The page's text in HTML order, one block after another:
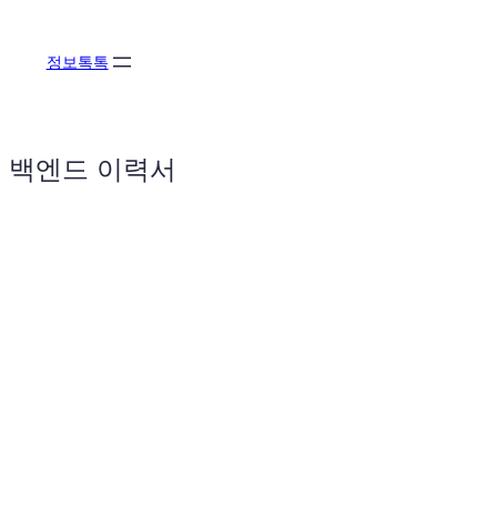
가
정보톡톡
백엔드 이력서